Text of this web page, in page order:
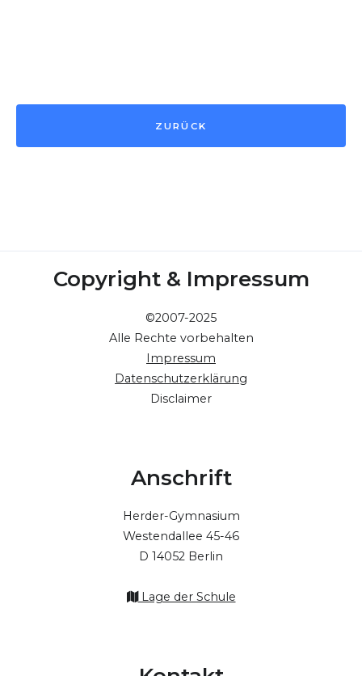
ZURÜCK
Copyright & Impressum
©2007-2025
Alle Rechte vorbehalten
Impressum
Datenschutzerklärung
Disclaimer
Anschrift
Herder-Gymnasium
Westendallee 45-46
D 14052 Berlin
Lage der Schule